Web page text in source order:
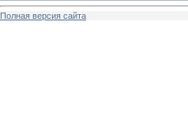
Полная версия сайта